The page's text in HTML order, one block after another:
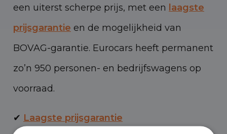
een uiterst scherpe prijs, met een laagste
prijsgarantie en de mogelijkheid van
BOVAG-garantie. Eurocars heeft permanent
zo’n 950 personen- en bedrijfswagens op
voorraad.
✔ Laagste prijsgarantie